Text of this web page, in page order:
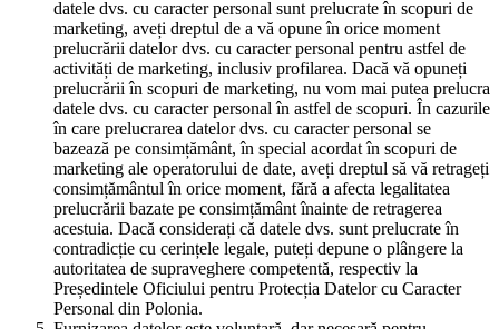
datele dvs. cu caracter personal sunt prelucrate în scopuri de
marketing, aveți dreptul de a vă opune în orice moment
prelucrării datelor dvs. cu caracter personal pentru astfel de
activități de marketing, inclusiv profilarea. Dacă vă opuneți
prelucrării în scopuri de marketing, nu vom mai putea prelucra
datele dvs. cu caracter personal în astfel de scopuri. În cazurile
în care prelucrarea datelor dvs. cu caracter personal se
bazează pe consimțământ, în special acordat în scopuri de
marketing ale operatorului de date, aveți dreptul să vă retrageți
consimțământul în orice moment, fără a afecta legalitatea
prelucrării bazate pe consimțământ înainte de retragerea
acestuia. Dacă considerați că datele dvs. sunt prelucrate în
contradicție cu cerințele legale, puteți depune o plângere la
autoritatea de supraveghere competentă, respectiv la
Președintele Oficiului pentru Protecția Datelor cu Caracter
Personal din Polonia.